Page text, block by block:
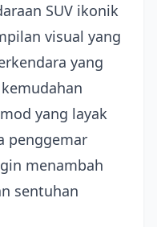
SUV ikonik
visual yang
yang
yang layak
penggemar
menambah
sentuhan